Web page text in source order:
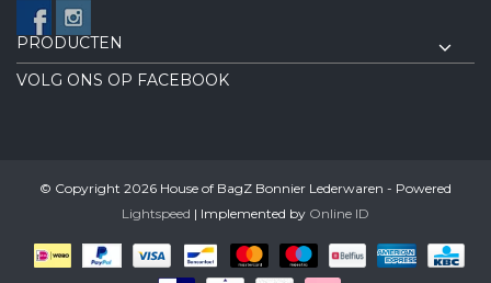
PRODUCTEN
VOLG ONS OP FACEBOOK
© Copyright 2026 House of BagZ Bonnier Lederwaren - Powered
Lightspeed | Implemented by Online ID